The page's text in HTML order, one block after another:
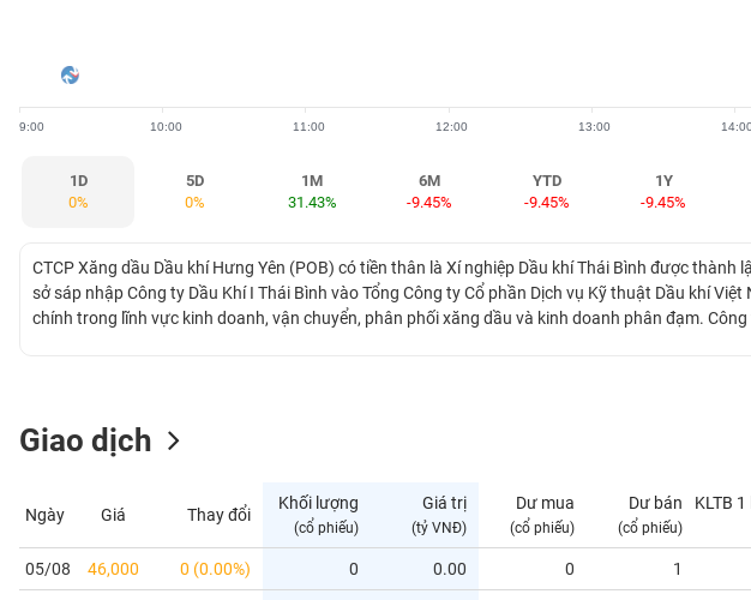
9:00 10:00 11:00 12:00 13:00
1D
0%
5D
0%
1M
31.43%
6M
-9.45%
YTD
-9.45%
1Y
-9.45%
CTCP Xăng dầu Dầu khí Hưng Yên (POB) có tiền thân là Xí nghiệp Dầu khí Thái Bình được thành
sở sáp nhập Công ty Dầu Khí I Thái Bình vào Tổng Công ty Cổ phần Dịch vụ Kỹ thuật Dầu khí
chính trong lĩnh vực kinh doanh, vận chuyển, phân phối xăng dầu và kinh doanh phân đạm.
Giao dịch
Ngày Giá Thay đổi
Khối lượng
(cổ phiếu)
Giá trị
(tỷ VNĐ)
Dư mua
(cổ phiếu)
Dư bán
(cổ phiếu)
KLTB
05/08 46,000 0 (0.00%) 0 0.00 0 1
GIỚI
CÁ
NHÂN